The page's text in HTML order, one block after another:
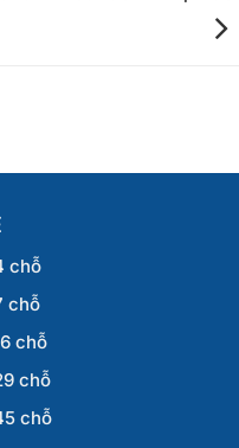
chỗ
chỗ
chỗ
chỗ
chỗ